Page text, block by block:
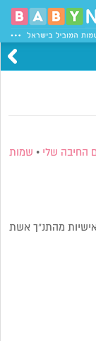
החיבה שלי • שמות
מהתנ”ך אשת